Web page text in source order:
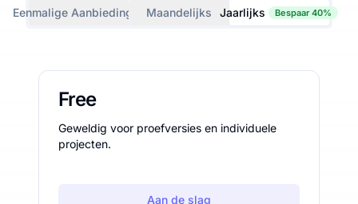
Eenmalige Aanbiedingen Maandelijks Jaarlijks Bespaar 40%
Free
Geweldig voor proefversies en individuele
projecten.
Aan de slag